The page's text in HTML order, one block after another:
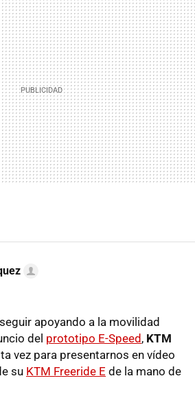
MAIL
apoyando a la movilidad
del prototipo E-Speed, KTM
vez para presentarnos en vídeo
su KTM Freeride E de la mano de